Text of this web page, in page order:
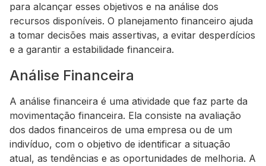
para alcançar esses objetivos e na análise dos
recursos disponíveis. O planejamento financeiro ajuda
a tomar decisões mais assertivas, a evitar desperdícios
e a garantir a estabilidade financeira.
Análise Financeira
A análise financeira é uma atividade que faz parte da
movimentação financeira. Ela consiste na avaliação
dos dados financeiros de uma empresa ou de um
indivíduo, com o objetivo de identificar a situação
atual, as tendências e as oportunidades de melhoria. A